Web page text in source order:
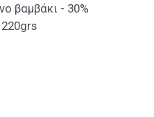
βαμβάκι - 30%